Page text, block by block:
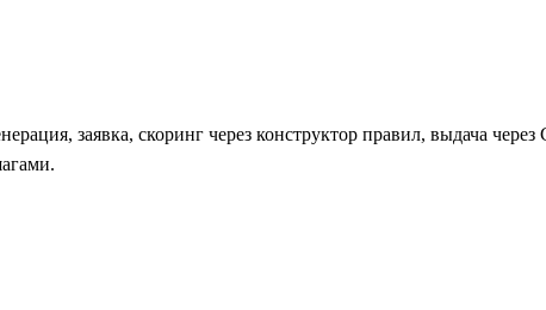
заявка, скоринг через конструктор правил, выдача